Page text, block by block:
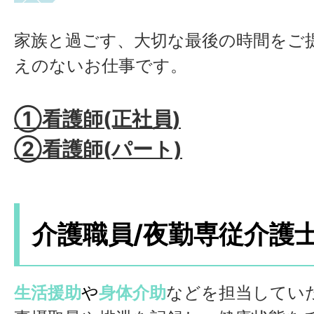
家族と過ごす、大切な最後の時間をご
えのないお仕事です。
①看護師(正社員)
②看護師(パート)
介護職員/夜勤専従介護
生活援助や身体介助などを担当してい